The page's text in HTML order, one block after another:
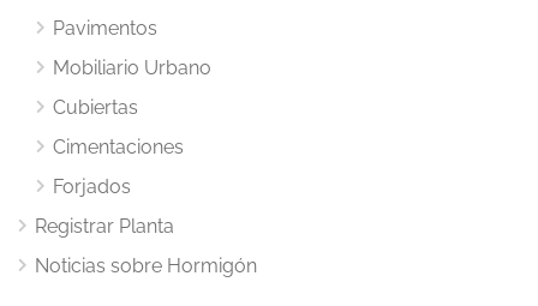
Pavimentos
Mobiliario Urbano
Cubiertas
Cimentaciones
Forjados
Registrar Planta
Noticias sobre Hormigón